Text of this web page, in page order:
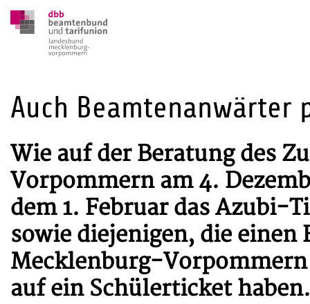
Auch
Wie auf der Beratung des
Vorpommern am 4.
dem 1. Februar das Azubi-
sowie diejenigen, die
Mecklenburg-
auf ein Schülerticket haben.